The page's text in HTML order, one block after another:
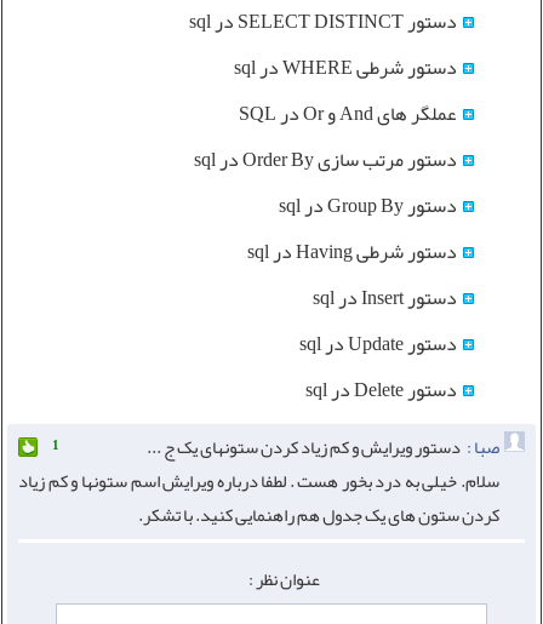
دستور SELECT DISTINCT در sql
دستور شرطی WHERE در sql
عملگر های And و Or در SQL
دستور مرتب سازی Order By در sql
دستور Group By در sql
دستور شرطی Having در sql
دستور Insert در sql
دستور Update در sql
دستور Delete در sql
صبا : دستور ویرایش و کم زیاد کردن ستونهای یک ج ... 1
سلام. خیلی به درد بخور هست . لطفا درباره ویرایش اسم ستونها و کم زیاد
کردن ستون های یک جدول هم راهنمایی کنید. با تشکر.
عنوان نظر :